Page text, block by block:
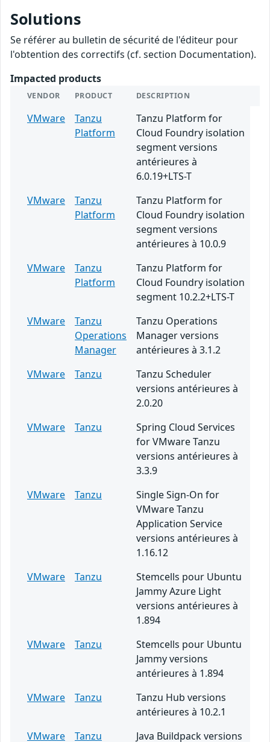
Solutions
Se référer au bulletin de sécurité de l'éditeur pour
l'obtention des correctifs (cf. section Documentation).
Impacted products
VENDOR PRODUCT DESCRIPTION
VMware
Tanzu
Platform
Tanzu Platform for
Cloud Foundry isolation
segment versions
antérieures à
6.0.19+LTS-T
VMware
Tanzu
Platform
Tanzu Platform for
Cloud Foundry isolation
segment versions
antérieures à 10.0.9
VMware
Tanzu
Platform
Tanzu Platform for
Cloud Foundry isolation
segment 10.2.2+LTS-T
VMware
Tanzu
Operations
Manager
Tanzu Operations
Manager versions
antérieures à 3.1.2
VMware
Tanzu
Tanzu Scheduler
versions antérieures à
2.0.20
VMware
Tanzu
Spring Cloud Services
for VMware Tanzu
versions antérieures à
3.3.9
VMware
Tanzu
Single Sign-On for
VMware Tanzu
Application Service
versions antérieures à
1.16.12
VMware
Tanzu
Stemcells pour Ubuntu
Jammy Azure Light
versions antérieures à
1.894
VMware
Tanzu
Stemcells pour Ubuntu
Jammy versions
antérieures à 1.894
VMware
Tanzu
Tanzu Hub versions
antérieures à 10.2.1
VMware
Tanzu Java Buildpack versions